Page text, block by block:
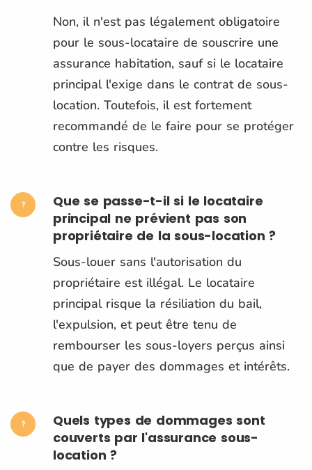
Non, il n'est pas légalement obligatoire
pour le sous-locataire de souscrire une
assurance habitation, sauf si le locataire
principal l'exige dans le contrat de sous-
location. Toutefois, il est fortement
recommandé de le faire pour se protéger
contre les risques​.
Que se passe-t-il si le locataire
principal ne prévient pas son
propriétaire de la sous-location ?
Sous-louer sans l'autorisation du
propriétaire est illégal. Le locataire
principal risque la résiliation du bail,
l'expulsion, et peut être tenu de
rembourser les sous-loyers perçus ainsi
que de payer des dommages et intérêts​​.
Quels types de dommages sont
couverts par l'assurance sous-
location ?